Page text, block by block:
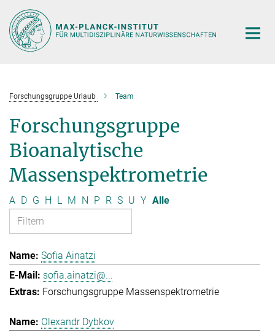
Hauptinhalt
Forschungsgruppe Urlaub Team
Forschungsgruppe
Bioanalytische
Massenspektrometrie
A D G H L M N P R S U Y Alle
Sofia Ainatzi
sofia.ainatzi@...
Forschungsgruppe Massenspektrometrie
Olexandr Dybkov